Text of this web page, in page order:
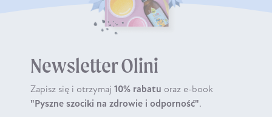
Newsletter Olini
Zapisz się i otrzymaj 10% rabatu oraz e-book
"Pyszne szociki na zdrowie i odporność".